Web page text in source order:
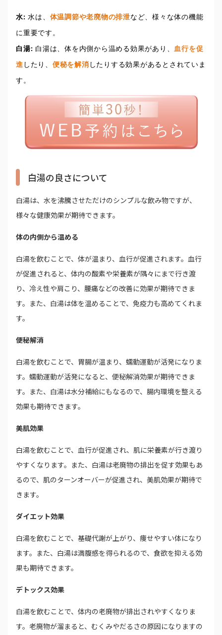
水: 水は、 体温調節や老廃物の排泄など、様々な体の機能
に重要です。
白湯: 白湯は、体を内側から温める効果があり、
血行を促
進 したり、 便秘を解消 したりする効果があるとされていま
す。
白湯の良さについて
白湯は、水を沸騰させただけのシンプルな飲み物ですが、
様々な健康効果が期待できます。
体の内側から温める
白湯を飲むことで、体が温まり、血行が促進されます。血行
が促進されると、体内の酸素や栄養素が隅々にまで行き渡
り、冷え性や肩こり、腰痛などの改善に効果が期待できま
す。また、白湯は体を温めることで、免疫力も高めてくれま
す。
便秘解消
白湯を飲むことで、胃腸が温まり、蠕動運動が活発になりま
す。蠕動運動が活発になると、便秘解消効果が期待できま
す。また、白湯は水分補給にもなるので、腸内環境を整える
効果も期待できます。
美肌効果
白湯を飲むことで、血行が促進され、肌に栄養素が行き渡り
やすくなります。また、白湯は老廃物の排出を促す効果もあ
るので、肌のターンオーバーが促進され、美肌効果が期待で
きます。
ダイエット効果
白湯を飲むことで、基礎代謝が上がり、痩せやすい体になり
ます。また、白湯は満腹感を得られるので、食欲を抑える効
果も期待できます。
デトックス効果
白湯を飲むことで、体内の老廃物が排出されやすくなりま
す。老廃物が溜まると、むくみやだるさの原因になりますの